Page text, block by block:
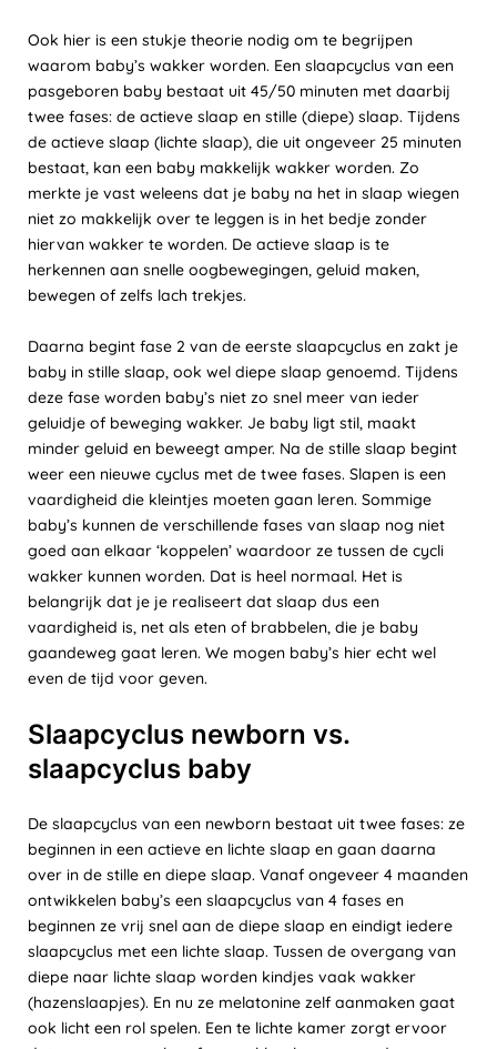
Ook hier is een stukje theorie nodig om te begrijpen
waarom baby’s wakker worden. Een slaapcyclus van een
pasgeboren baby bestaat uit 45/50 minuten met daarbij
twee fases: de actieve slaap en stille (diepe) slaap. Tijdens
de actieve slaap (lichte slaap), die uit ongeveer 25 minuten
bestaat, kan een baby makkelijk wakker worden. Zo
merkte je vast weleens dat je baby na het in slaap wiegen
niet zo makkelijk over te leggen is in het bedje zonder
hiervan wakker te worden. De actieve slaap is te
herkennen aan snelle oogbewegingen, geluid maken,
bewegen of zelfs lach trekjes.
Daarna begint fase 2 van de eerste slaapcyclus en zakt je
baby in stille slaap, ook wel diepe slaap genoemd. Tijdens
deze fase worden baby’s niet zo snel meer van ieder
geluidje of beweging wakker. Je baby ligt stil, maakt
minder geluid en beweegt amper. Na de stille slaap begint
weer een nieuwe cyclus met de twee fases. Slapen is een
vaardigheid die kleintjes moeten gaan leren. Sommige
baby’s kunnen de verschillende fases van slaap nog niet
goed aan elkaar ‘koppelen’ waardoor ze tussen de cycli
wakker kunnen worden. Dat is heel normaal. Het is
belangrijk dat je je realiseert dat slaap dus een
vaardigheid is, net als eten of brabbelen, die je baby
gaandeweg gaat leren. We mogen baby’s hier echt wel
even de tijd voor geven.
Slaapcyclus newborn vs.
slaapcyclus baby
De slaapcyclus van een newborn bestaat uit twee fases: ze
beginnen in een actieve en lichte slaap en gaan daarna
over in de stille en diepe slaap. Vanaf ongeveer 4 maanden
ontwikkelen baby’s een slaapcyclus van 4 fases en
beginnen ze vrij snel aan de diepe slaap en eindigt iedere
slaapcyclus met een lichte slaap. Tussen de overgang van
diepe naar lichte slaap worden kindjes vaak wakker
(hazenslaapjes). En nu ze melatonine zelf aanmaken gaat
ook licht een rol spelen. Een te lichte kamer zorgt ervoor